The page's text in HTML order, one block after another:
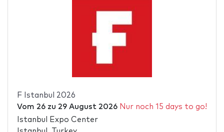
F Istanbul 2026
Vom 26zu 29 August 2026 Nur noch 15 days to go!
Istanbul Expo Center